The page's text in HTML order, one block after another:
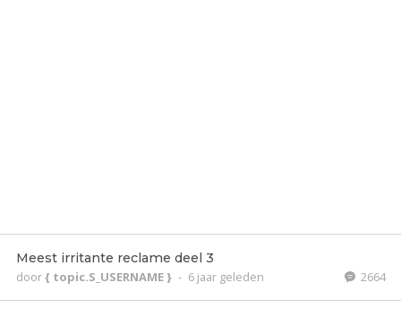
Meest irritante reclame deel 3
door{ topic.S_USERNAME } - 6 jaar geleden 2664